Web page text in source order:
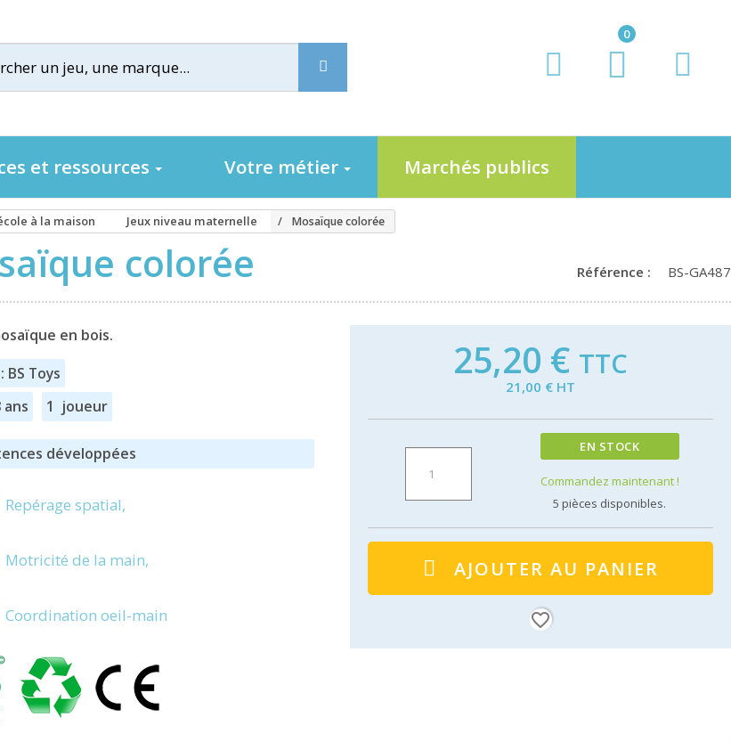
0
et ressources Votre métier Marchés publics
à la maison Jeux niveau maternelle Mosaïque colorée
colorée Référence : BS-GA487
en bois.
BS Toys
ans
1 joueur
développées
Repérage spatial,
Motricité de la main,
Coordination oeil-main
25,20 € TTC
21,00 € HT
EN STOCK
Commandez maintenant !
5 pièces disponibles.
AJOUTER AU PANIER
favorite_border